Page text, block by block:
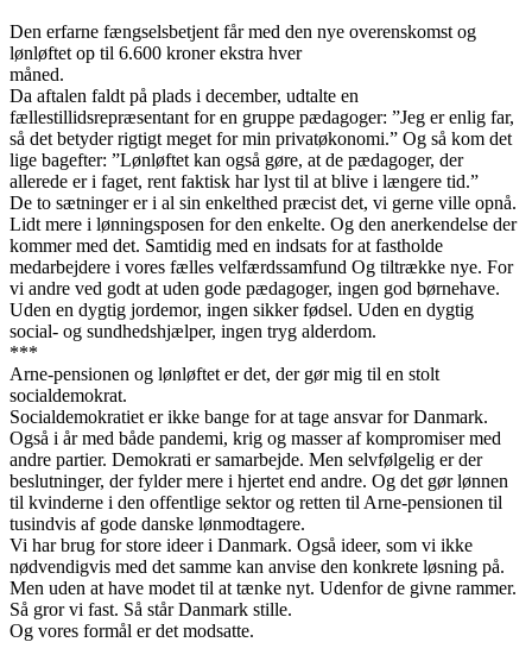
Den erfarne fængselsbetjent får med den nye overenskomst og
lønløftet op til 6.600 kroner ekstra hver
måned.
Da aftalen faldt på plads i december, udtalte en
fællestillidsrepræsentant for en gruppe pædagoger: ”Jeg er enlig far,
så det betyder rigtigt meget for min privatøkonomi.” Og så kom det
lige bagefter: ”Lønløftet kan også gøre, at de pædagoger, der
allerede er i faget, rent faktisk har lyst til at blive i længere tid.”
De to sætninger er i al sin enkelthed præcist det, vi gerne ville opnå.
Lidt mere i lønningsposen for den enkelte. Og den anerkendelse der
kommer med det. Samtidig med en indsats for at fastholde
medarbejdere i vores fælles velfærdssamfund Og tiltrække nye. For
vi andre ved godt at uden gode pædagoger, ingen god børnehave.
Uden en dygtig jordemor, ingen sikker fødsel. Uden en dygtig
social- og sundhedshjælper, ingen tryg alderdom.
***
Arne-pensionen og lønløftet er det, der gør mig til en stolt
socialdemokrat.
Socialdemokratiet er ikke bange for at tage ansvar for Danmark.
Også i år med både pandemi, krig og masser af kompromiser med
andre partier. Demokrati er samarbejde. Men selvfølgelig er der
beslutninger, der fylder mere i hjertet end andre. Og det gør lønnen
til kvinderne i den offentlige sektor og retten til Arne-pensionen til
tusindvis af gode danske lønmodtagere.
Vi har brug for store ideer i Danmark. Også ideer, som vi ikke
nødvendigvis med det samme kan anvise den konkrete løsning på.
Men uden at have modet til at tænke nyt. Udenfor de givne rammer.
Så gror vi fast. Så står Danmark stille.
Og vores formål er det modsatte.